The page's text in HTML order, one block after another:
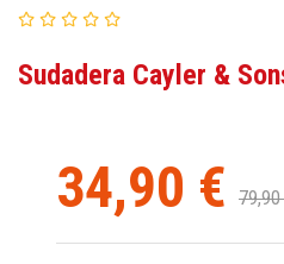
Sudadera Cayler &
34,90 €